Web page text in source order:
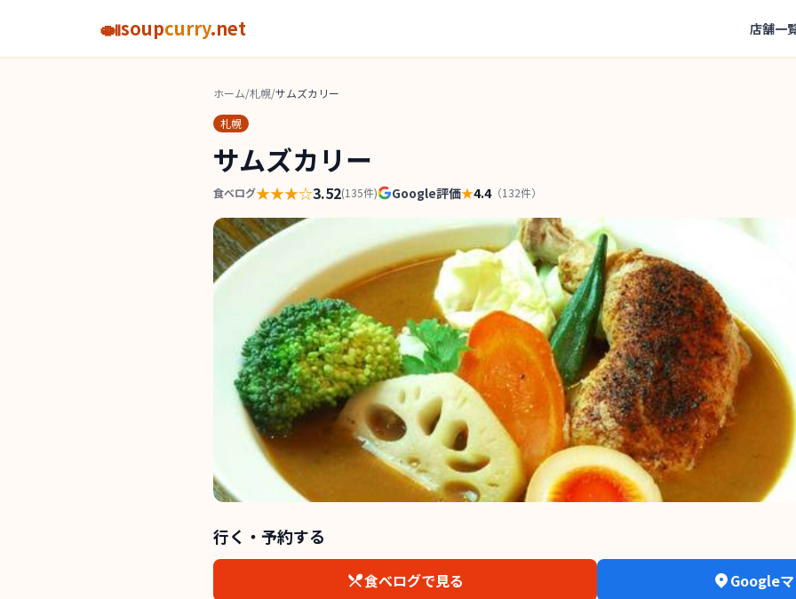
🍛soupcurry.net 店舗一
ホーム/札幌/サムズカリー
札幌
サムズカリー
食べログ★★★☆3.52(135件) Google評価★4.4（132件）
行く・予約する
食べログで見る
Google